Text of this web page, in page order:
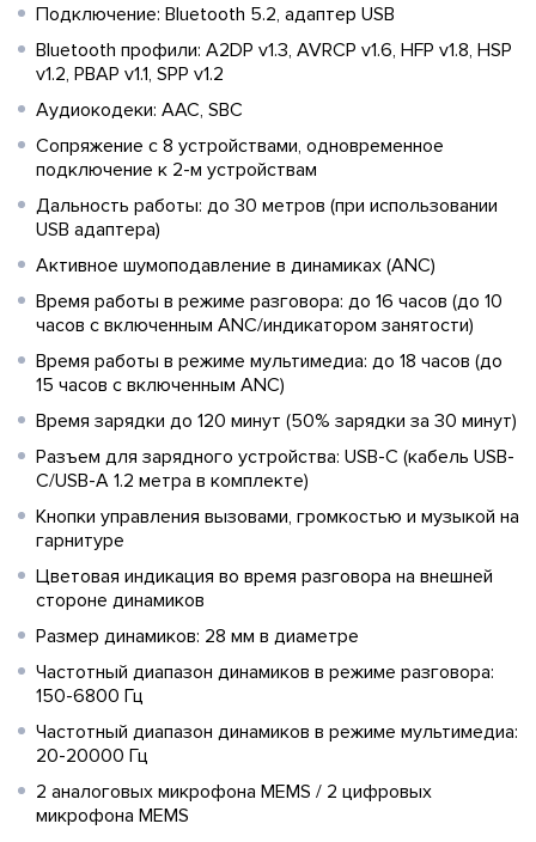
Подключение: Bluetooth 5.2, адаптер USB
Bluetooth профили: A2DP v1.3, AVRCP v1.6, HFP v1.8, HSP
v1.2, PBAP v1.1, SPP v1.2
Аудиокодеки: AAC, SBC
Сопряжение с 8 устройствами, одновременное
подключение к 2-м устройствам
Дальность работы: до 30 метров (при использовании
USB адаптера)
Активное шумоподавление в динамиках (ANC)
Время работы в режиме разговора: до 16 часов (до 10
часов с включенным ANC/индикатором занятости)
Время работы в режиме мультимедиа: до 18 часов (до
15 часов с включенным ANC)
Время зарядки до 120 минут (50% зарядки за 30 минут)
Разъем для зарядного устройства: USB-C (кабель USB-
C/USB-A 1.2 метра в комплекте)
Кнопки управления вызовами, громкостью и музыкой на
гарнитуре
Цветовая индикация во время разговора на внешней
стороне динамиков
Размер динамиков: 28 мм в диаметре
Частотный диапазон динамиков в режиме разговора:
150-6800 Гц
Частотный диапазон динамиков в режиме мультимедиа:
20-20000 Гц
2 аналоговых микрофона MEMS / 2 цифровых
микрофона MEMS